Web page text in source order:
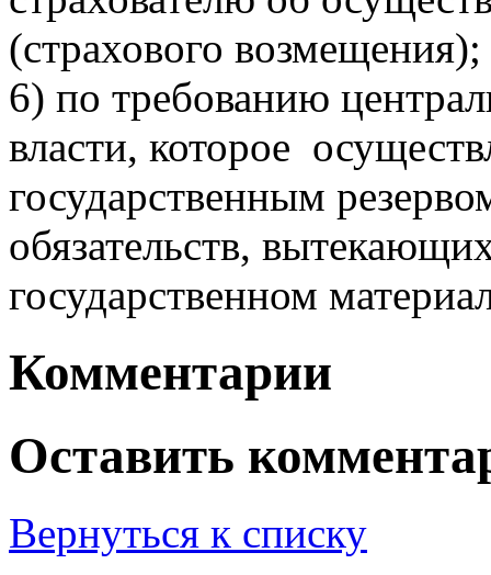
(страхового возмещения);
6) по требованию
власти, которое
государственным
обязательств,
государственном
Комментарии
Оставить
Вернуться к списку